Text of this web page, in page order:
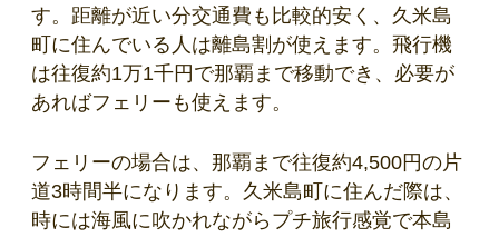
す。距離が近い分交通費も比較的安く、久米島
町に住んでいる人は離島割が使えます。飛行機
は往復約1万1千円で那覇まで移動でき、必要が
あればフェリーも使えます。
フェリーの場合は、那覇まで往復約4,500円の片
道3時間半になります。久米島町に住んだ際は、
時には海風に吹かれながらプチ旅行感覚で本島